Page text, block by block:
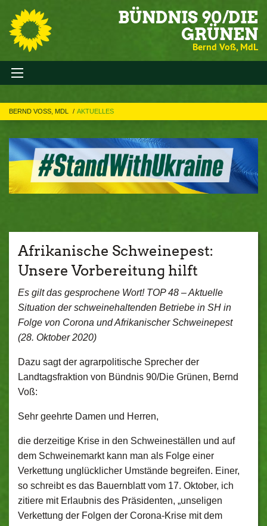
BÜNDNIS 90/DIE
GRÜNEN
Bernd Voß, MdL
BERND VOSS, MDL AKTUELLES
Afrikanische Schweinepest:
Unsere Vorbereitung hilft
Es gilt das gesprochene Wort! TOP 48 – Aktuelle
Situation der schweinehaltenden Betriebe in SH in
Folge von Corona und Afrikanischer Schweinepest
(28. Oktober 2020)
Dazu sagt der agrarpolitische Sprecher der
Landtagsfraktion von Bündnis 90/Die Grünen, Bernd
Voß:
Sehr geehrte Damen und Herren,
die derzeitige Krise in den Schweineställen und auf
dem Schweinemarkt kann man als Folge einer
Verkettung unglücklicher Umstände begreifen. Einer,
so schreibt es das Bauernblatt vom 17. Oktober, ich
zitiere mit Erlaubnis des Präsidenten, „unseligen
Verkettung der Folgen der Corona-Krise mit dem